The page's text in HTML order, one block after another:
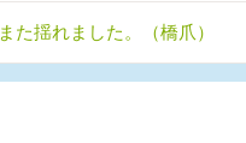
また揺れました。（橋爪）